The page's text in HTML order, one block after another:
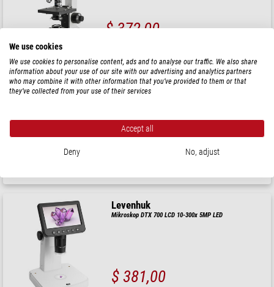
$ 372,00
Levenhuk
DTX DX50 Digital Lupp 2-32x
Levenhuk
Mikroskop DTX 700 LCD 10-300x 5MP LED
$ 381,00
We use cookies
We use cookies to personalise content, ads and to analyse our traffic. We also share
information about your use of our site with our advertising and analytics partners
who may combine it with other information that you’ve provided to them or that
they’ve collected from your use of their services
Accept all
Deny No, adjust